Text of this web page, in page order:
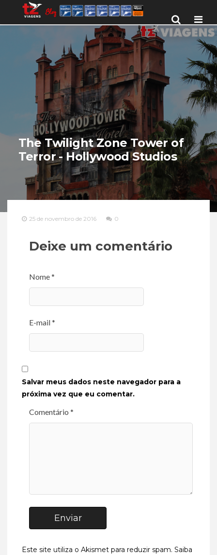
The Twilight Zone Tower of
Terror - Hollywood Studios
25 de novembro de 2016 0
Deixe um comentário
Nome *
E-mail *
Salvar meus dados neste navegador para a
próxima vez que eu comentar.
Comentário *
Enviar
Este site utiliza o Akismet para reduzir spam. Saiba